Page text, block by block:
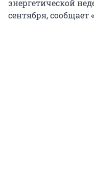
энергетической
сентября, сообщает